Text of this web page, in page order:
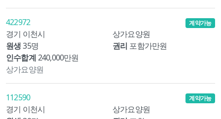
422972
경기 이천시
상가요양원
원생 35명 권리 포함가만원
인수합계240,000만원
계약가능
상가요양원
112590
경기 이천시
상가요양원
계약가능